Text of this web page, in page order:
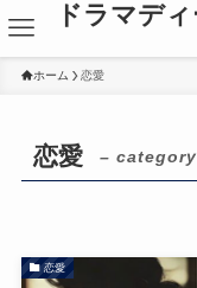
ドラマデ
ホーム 恋愛
恋愛 –
恋愛